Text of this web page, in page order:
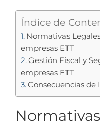
Índice de
Normativas
empresas ETT
Gestión Fiscal y
empresas ETT
Consecuencias